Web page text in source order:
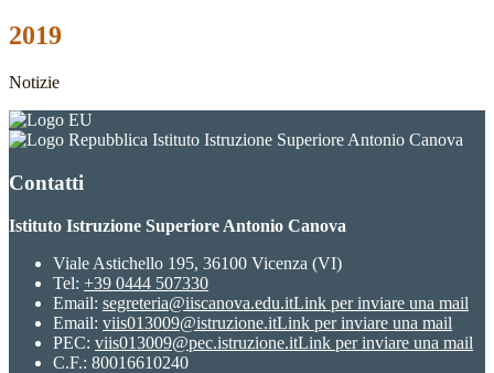
2019
Notizie
Istituto Istruzione Superiore Antonio Canova
Contatti
Istituto Istruzione Superiore Antonio Canova
Viale Astichello 195, 36100 Vicenza (VI)
Tel: +39 0444 507330
Email: segreteria@iiscanova.edu.itLink per inviare una mail
Email: viis013009@istruzione.itLink per inviare una mail
PEC: viis013009@pec.istruzione.itLink per inviare una mail
C.F.: 80016610240